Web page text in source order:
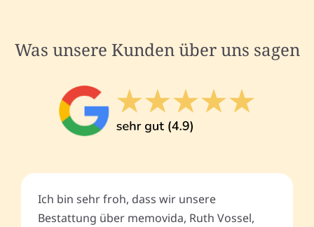
Was unsere Kunden über uns sagen
Ich bin sehr froh, dass wir unsere
Bestattung über memovida, Ruth Vossel,